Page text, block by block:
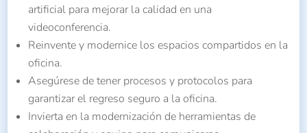
artificial para mejorar la calidad en una
videoconferencia.
Reinvente y modernice los espacios compartidos en la
oficina.
Asegúrese de tener procesos y protocolos para
garantizar el regreso seguro a la oficina.
Invierta en la modernización de herramientas de